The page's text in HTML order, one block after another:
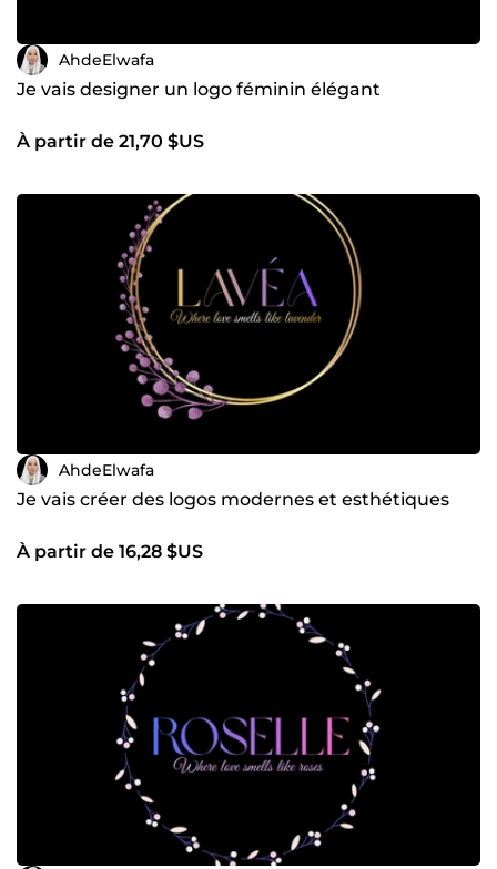
AhdeElwafa
Je vais designer un logo féminin élégant
À partir de 21,70 $US
AhdeElwafa
Je vais créer des logos modernes et esthétiques
À partir de 16,28 $US